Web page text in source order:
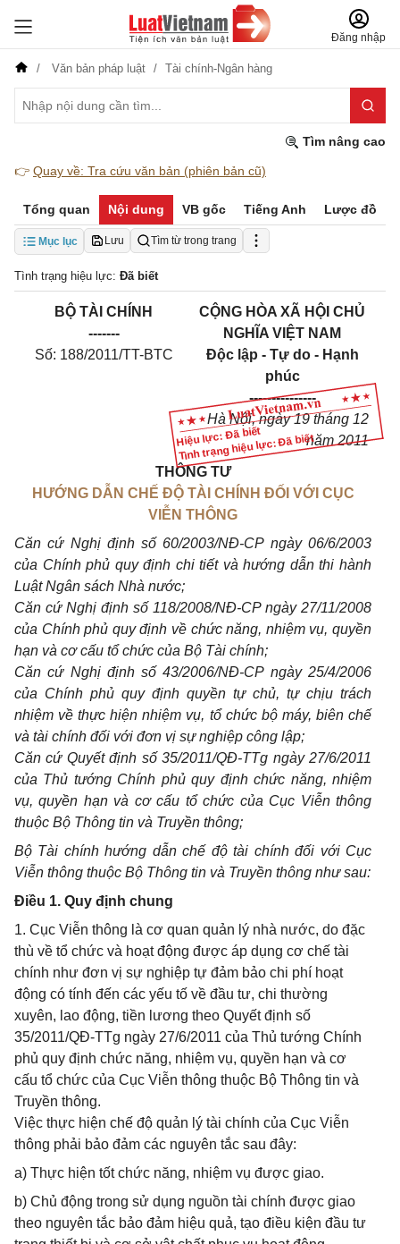
Đăng nhập
Văn bản pháp luật Tài chính-Ngân hàng
Tìm nâng cao
👉 Quay về: Tra cứu văn bản (phiên bản cũ)
Tổng quan Nội dung VB gốc Tiếng Anh Lược đồ
Mục lục Lưu Tìm từ trong trang
Tình trạng hiệu lực: Đã biết
Hiệu lực: Đã biết
Tình trạng hiệu lực: Đã biết
BỘ TÀI CHÍNH
-------
Số: 188/2011/TT-BTC
CỘNG HÒA XÃ HỘI CHỦ
NGHĨA VIỆT NAM
Độc lập - Tự do - Hạnh
phúc
---------------
Hà Nội, ngày 19 tháng 12
năm 2011
THÔNG TƯ
HƯỚNG DẪN CHẾ ĐỘ TÀI CHÍNH ĐỐI VỚI CỤC
VIỄN THÔNG
Căn cứ Nghị định số 60/2003/NĐ-CP ngày 06/6/2003
của Chính phủ quy định chi tiết và hướng dẫn thi hành
Luật Ngân sách Nhà nước;
Căn cứ Nghị định số 118/2008/NĐ-CP ngày 27/11/2008
của Chính phủ quy định về chức năng, nhiệm vụ, quyền
hạn và cơ cấu tổ chức của Bộ Tài chính;
Căn cứ Nghị định số 43/2006/NĐ-CP ngày 25/4/2006
của Chính phủ quy định quyền tự chủ, tự chịu trách
nhiệm về thực hiện nhiệm vụ, tổ chức bộ máy, biên chế
và tài chính đối với đơn vị sự nghiệp công lập;
Căn cứ Quyết định số 35/2011/QĐ-TTg ngày 27/6/2011
của Thủ tướng Chính phủ quy định chức năng, nhiệm
vụ, quyền hạn và cơ cấu tổ chức của Cục Viễn thông
thuộc Bộ Thông tin và Truyền thông;
Bộ Tài chính hướng dẫn chế độ tài chính đối với Cục
Viễn thông thuộc Bộ Thông tin và Truyền thông như sau:
Điều 1. Quy định chung
1. Cục Viễn thông là cơ quan quản lý nhà nước, do đặc
thù về tổ chức và hoạt động được áp dụng cơ chế tài
chính như đơn vị sự nghiệp tự đảm bảo chi phí hoạt
động có tính đến các yếu tố về đầu tư, chi thường
xuyên, lao động, tiền lương theo Quyết định số
35/2011/QĐ-TTg ngày 27/6/2011 của Thủ tướng Chính
phủ quy định chức năng, nhiệm vụ, quyền hạn và cơ
cấu tổ chức của Cục Viễn thông thuộc Bộ Thông tin và
Truyền thông.
Việc thực hiện chế độ quản lý tài chính của Cục Viễn
thông phải bảo đảm các nguyên tắc sau đây:
a) Thực hiện tốt chức năng, nhiệm vụ được giao.
b) Chủ động trong sử dụng nguồn tài chính được giao
theo nguyên tắc bảo đảm hiệu quả, tạo điều kiện đầu tư